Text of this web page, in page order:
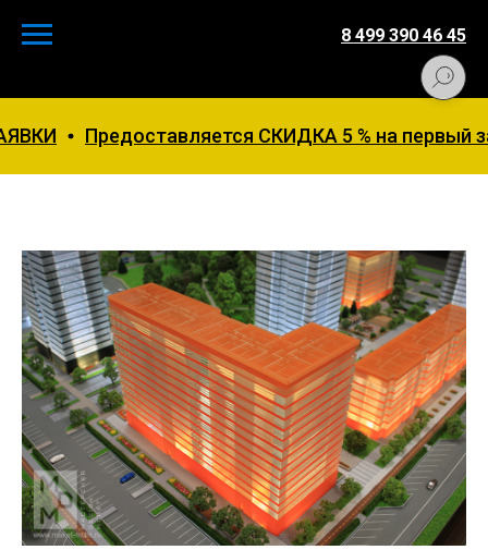
Предоставляется СКИДКА 5 % на первый заказ.
8 499 390 46 45